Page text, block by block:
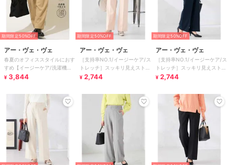
期間限定50%OFF
アー・ヴェ・ヴェ
春夏のオフィススタイルにおす
すめ【イージーケア/洗濯機で
洗える/毛玉になりにくい/スト
¥ 3,844
期間限定50%OFF
アー・ヴェ・ヴェ
［支持率NO.1/イージーケア/ス
トレッチ］スッキリ見えストレ
ートパンツ
¥ 2,744
期間限定50%OFF
アー・ヴェ・ヴェ
［支持率NO.1/イージーケア/ス
トレッチ］スッキリ見えストレ
ートパンツ
¥ 2,744